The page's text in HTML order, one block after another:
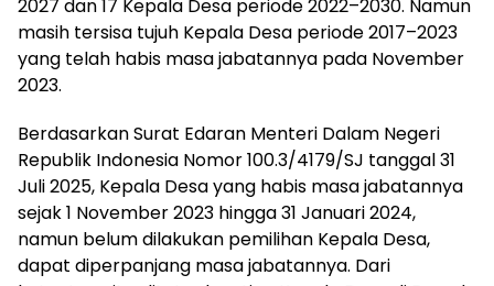
2027 dan 17 Kepala Desa periode 2022–2030. Namun
masih tersisa tujuh Kepala Desa periode 2017–2023
yang telah habis masa jabatannya pada November
2023.
Berdasarkan Surat Edaran Menteri Dalam Negeri
Republik Indonesia Nomor 100.3/4179/SJ tanggal 31
Juli 2025, Kepala Desa yang habis masa jabatannya
sejak 1 November 2023 hingga 31 Januari 2024,
namun belum dilakukan pemilihan Kepala Desa,
dapat diperpanjang masa jabatannya. Dari